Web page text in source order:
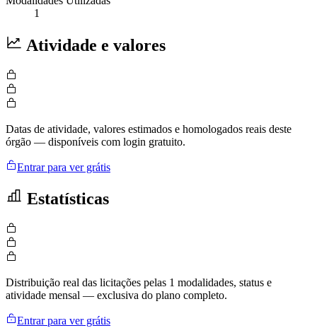
1
Atividade e valores
Datas de atividade, valores estimados e homologados reais deste
órgão — disponíveis com login gratuito.
Entrar para ver grátis
Estatísticas
Distribuição real das licitações pelas 1 modalidades, status e
atividade mensal — exclusiva do plano completo.
Entrar para ver grátis